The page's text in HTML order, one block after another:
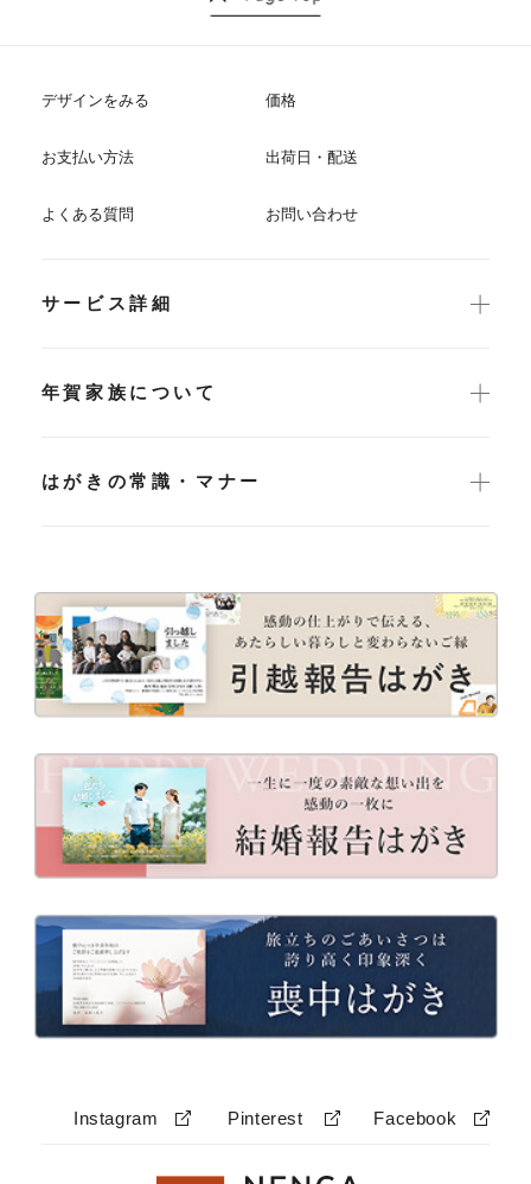
デザインをみる 価格
お支払い方法 出荷日・配送
よくある質問 お問い合わせ
サービス詳細
年賀家族について
はがきの常識・マナー
Instagram Pinterest Facebook